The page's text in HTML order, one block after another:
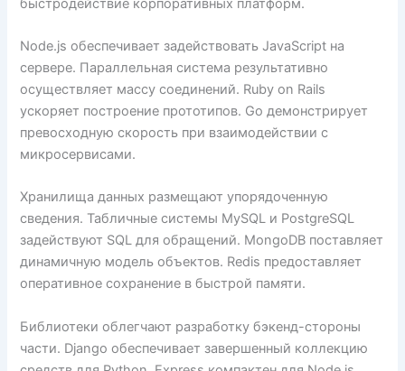
быстродействие корпоративных платформ.
Node.js обеспечивает задействовать JavaScript на
сервере. Параллельная система результативно
осуществляет массу соединений. Ruby on Rails
ускоряет построение прототипов. Go демонстрирует
превосходную скорость при взаимодействии с
микросервисами.
Хранилища данных размещают упорядоченную
сведения. Табличные системы MySQL и PostgreSQL
задействуют SQL для обращений. MongoDB поставляет
динамичную модель объектов. Redis предоставляет
оперативное сохранение в быстрой памяти.
Библиотеки облегчают разработку бэкенд-стороны
части. Django обеспечивает завершенный коллекцию